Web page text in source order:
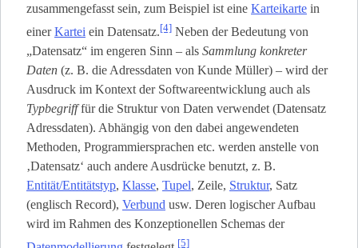
zusammengefasst sein, zum Beispiel ist eine Karteikarte in
einerKartei ein Datensatz.[4] Neben der Bedeutung von
„Datensatz“ im engeren Sinn – als Sammlung konkreter
Daten (z. B. die Adressdaten von Kunde Müller) – wird der
Ausdruck im Kontext der Softwareentwicklung auch als
Typbegrifffür die Struktur von Daten verwendet (Datensatz
Adressdaten). Abhängig von den dabei angewendeten
Methoden, Programmiersprachen etc. werden anstelle von
‚Datensatz‘ auch andere Ausdrücke benutzt, z. B.
Entität/Entitätstyp, Klasse, Tupel, Zeile, Struktur, Satz
(englisch Record), Verbund usw. Deren logischer Aufbau
wird im Rahmen des Konzeptionellen Schemas der
[5]